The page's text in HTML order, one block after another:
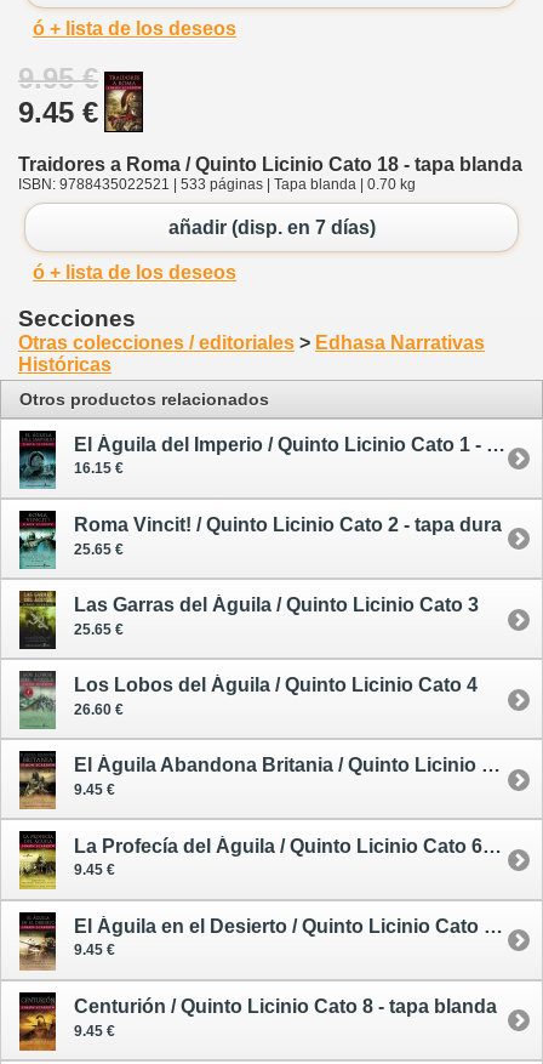
ó + lista de los deseos
9.95 €
9.45 €
Traidores a Roma / Quinto Licinio Cato 18 - tapa blanda
ISBN: 9788435022521 | 533 páginas | Tapa blanda | 0.70 kg
añadir (disp. en 7 días)
ó + lista de los deseos
Secciones
Otras colecciones / editoriales > Edhasa Narrativas
Históricas
Otros productos relacionados
El Águila del Imperio / Quinto Licinio Cato 1 - rústica
16.15 €
Roma Vincit! / Quinto Licinio Cato 2 - tapa dura
25.65 €
Las Garras del Águila / Quinto Licinio Cato 3
25.65 €
Los Lobos del Águila / Quinto Licinio Cato 4
26.60 €
El Águila Abandona Britania / Quinto Licinio Cato 5 - tapa blanda
9.45 €
La Profecía del Águila / Quinto Licinio Cato 6 - tapa blanda
9.45 €
El Águila en el Desierto / Quinto Licinio Cato 7 - tapa blanda
9.45 €
Centurión / Quinto Licinio Cato 8 - tapa blanda
9.45 €